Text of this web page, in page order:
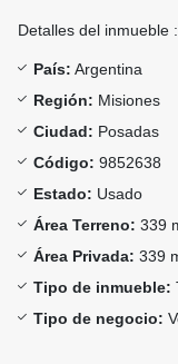
Detalles del inmueble :
País: Argentina
Región: Misiones
Ciudad: Posadas
Código: 9852638
Estado: Usado
Área Terreno: 339
Área Privada: 339
Tipo de inmueble:
Tipo de negocio: